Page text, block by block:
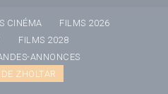
CINÉMA
FILMS 2026
FILMS 2028
ANNONCES
ZHOLTAR